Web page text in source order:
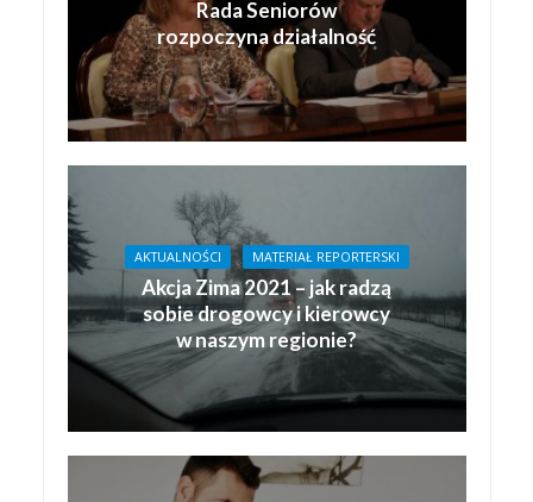
Rada Seniorów
rozpoczyna działalność
AKTUALNOŚCI MATERIAŁ REPORTERSKI
Akcja Zima 2021 – jak radzą
sobie drogowcy i kierowcy
w naszym regionie?